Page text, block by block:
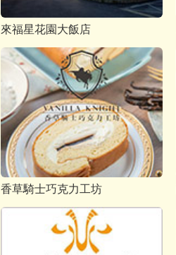
來福星花園大飯店
香草騎士巧克力工坊